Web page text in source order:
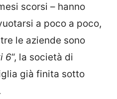
scorsi – hanno
a poco a poco,
le aziende sono
6“, la società di
già finita sotto